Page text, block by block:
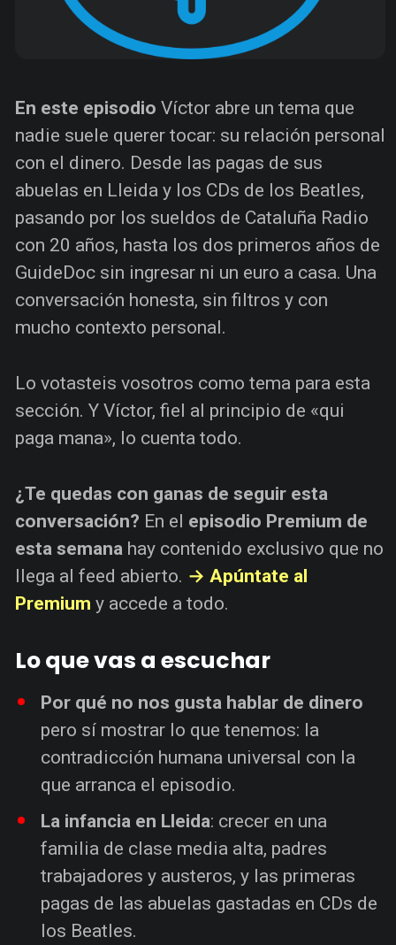
En este episodio Víctor abre un tema que
nadie suele querer tocar: su relación personal
con el dinero. Desde las pagas de sus
abuelas en Lleida y los CDs de los Beatles,
pasando por los sueldos de Cataluña Radio
con 20 años, hasta los dos primeros años de
GuideDoc sin ingresar ni un euro a casa. Una
conversación honesta, sin filtros y con
mucho contexto personal.
Lo votasteis vosotros como tema para esta
sección. Y Víctor, fiel al principio de «qui
paga mana», lo cuenta todo.
¿Te quedas con ganas de seguir esta
conversación? En el episodio Premium de
esta semana hay contenido exclusivo que no
llega al feed abierto. → Apúntate al
Premium y accede a todo.
Lo que vas a escuchar
Por qué no nos gusta hablar de dinero
pero sí mostrar lo que tenemos: la
contradicción humana universal con la
que arranca el episodio.
La infancia en Lleida: crecer en una
familia de clase media alta, padres
trabajadores y austeros, y las primeras
pagas de las abuelas gastadas en CDs de
los Beatles.